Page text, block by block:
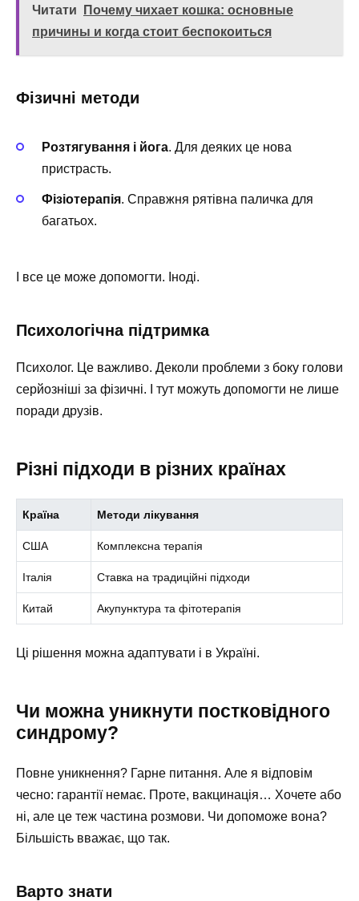
Читати
Почему чихает кошка: основные
причины и когда стоит беспокоиться
Фізичні методи
Розтягування і йога. Для деяких це нова
пристрасть.
Фізіотерапія. Справжня рятівна паличка для
багатьох.
І все це може допомогти. Іноді.
Психологічна підтримка
Психолог. Це важливо. Деколи проблеми з боку голови
серйозніші за фізичні. І тут можуть допомогти не лише
поради друзів.
Різні підходи в різних країнах
Країна Методи лікування
США Комплексна терапія
Італія Ставка на традиційні підходи
Китай Акупунктура та фітотерапія
Ці рішення можна адаптувати і в Україні.
Чи можна уникнути постковідного
синдрому?
Повне уникнення? Гарне питання. Але я відповім
чесно: гарантії немає. Проте, вакцинація… Хочете або
ні, але це теж частина розмови. Чи допоможе вона?
Більшість вважає, що так.
Варто знати